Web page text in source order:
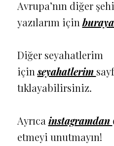
Avrupa’nın diğer
yazılarım için buraya
Diğer seyahatlerim
içinseyahatlerim
tıklayabilirsiniz.
Ayrıca instagramdan
etmeyi unutmayın!